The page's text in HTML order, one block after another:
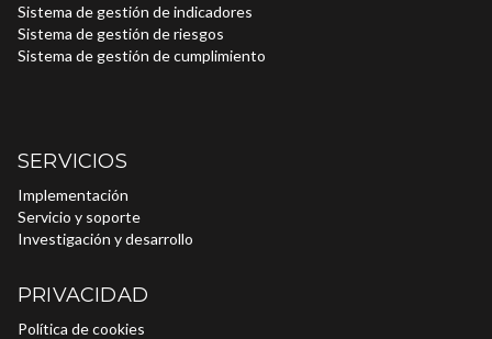
Sistema de gestión de indicadores
Sistema de gestión de riesgos
Sistema de gestión de cumplimiento
SERVICIOS
Implementación
Servicio y soporte
Investigación y desarrollo
PRIVACIDAD
Política de cookies